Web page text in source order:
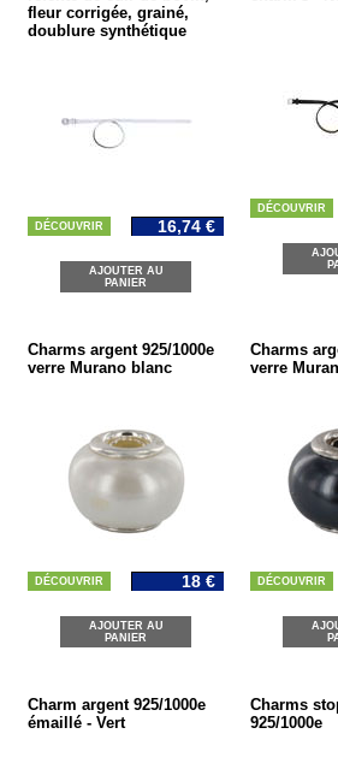
fleur corrigée, grainé,
doublure synthétique
DÉCOUVRIR 16,74 €
AJOUTER AU
PANIER
DÉCOUVRIR
Charms argent 925/1000e
verre Murano blanc
DÉCOUVRIR 18 €
AJOUTER AU
PANIER
Charms
verre
DÉCOUVRIR
Charm argent 925/1000e
émaillé - Vert
Charms
925/1000e